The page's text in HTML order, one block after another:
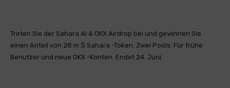
Treten Sie der Sahara AI & OKX Airdrop bei und gewinnen Sie
einen Anteil von 28 m $ Sahara -Token. Zwei Pools: Für frühe
Benutzer und neue OKX -Konten. Endet 24. Juni.